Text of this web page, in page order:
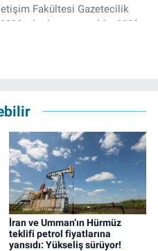
Fakültesi Gazetecilik
yılında mezun oldu. 2020
rejisör olarak çalıştı.
İzmir’de başlayan gazeteci,
İran ve Umman’ın Hürmüz
teklifi petrol fiyatlarına
yansıdı: Yükseliş sürüyor!